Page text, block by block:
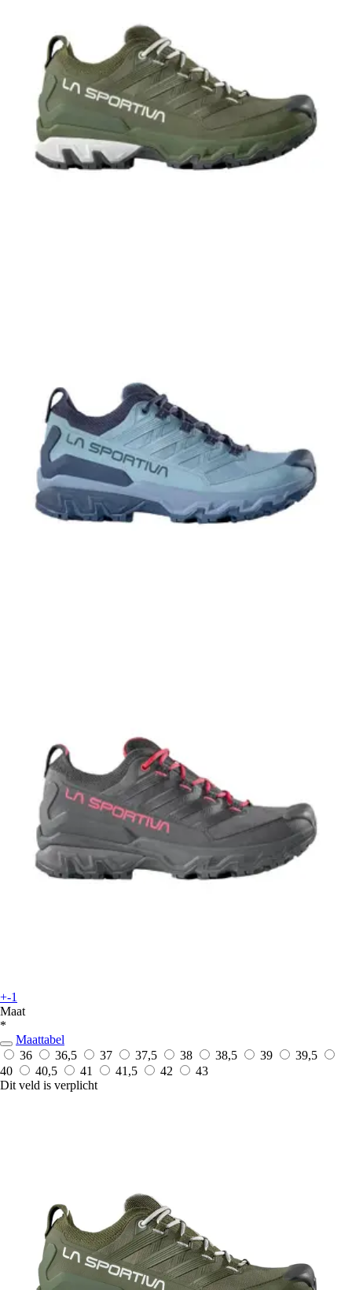
+-1
Maat
*
Maattabel
36
36,5 37 37,5 38 38,5 39
39,5
40
40,5 41 41,5 42
43
Dit veld is verplicht